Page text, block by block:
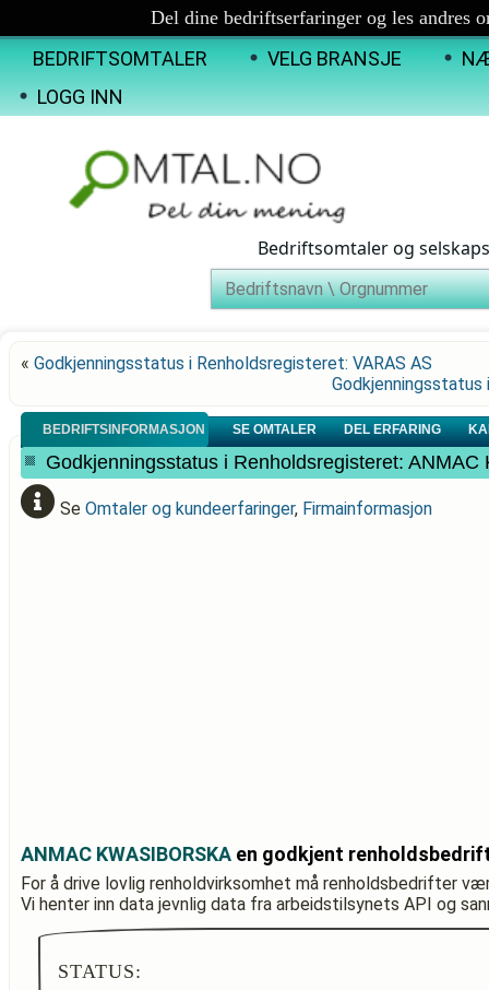
Del dine bedriftserfaringer og les andres
BEDRIFTSOMTALER VELG BRANSJE
LOGG INN
Bedriftsomtaler og
« Godkjenningsstatus i Renholdsregisteret: VARAS AS
Godkjenningsstatus
BEDRIFTSINFORMASJON SE OMTALER DEL ERFARING
Godkjenningsstatus i Renholdsregisteret: ANMAC
Se Omtaler og kundeerfaringer, Firmainformasjon
ANMAC KWASIBORSKA en godkjent
For å drive lovlig renholdvirksomhet må renholdsbedrifter
Vi henter inn data jevnlig data fra arbeidstilsynets API og
STATUS: